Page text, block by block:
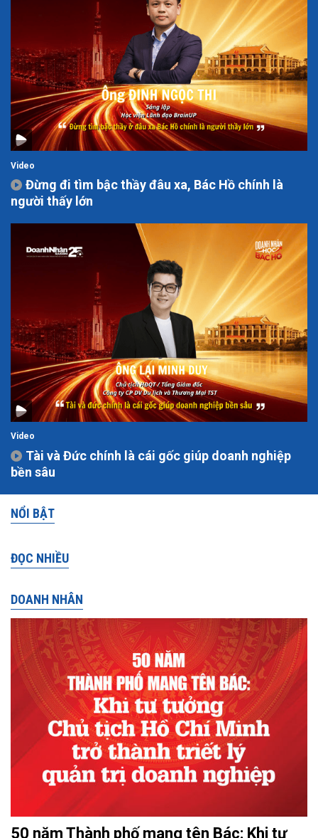
Video
Đừng đi tìm bậc thầy đâu xa, Bác Hồ chính là
người thấy lớn
Video
Tài và Đức chính là cái gốc giúp doanh nghiệp
bền sâu
NỔI BẬT
ĐỌC NHIỀU
DOANH NHÂN
50 năm Thành phố mang tên Bác: Khi tư